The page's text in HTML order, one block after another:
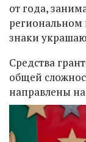
от года,
знаки
Средства
общей
направлены на